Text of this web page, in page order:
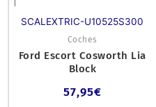
SCALEXTRIC-U10525S300
Coches
Ford Escort Cosworth Lia
Block
57,95€